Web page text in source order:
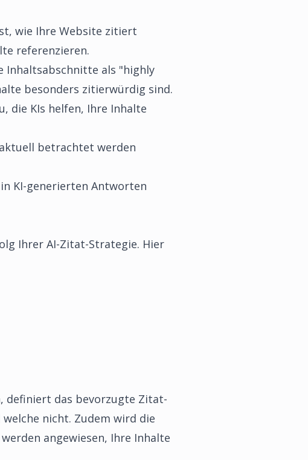
wie Ihre Website zitiert
referenzieren.
Inhaltsabschnitte als "highly
besonders zitierwürdig sind.
die KIs helfen, Ihre Inhalte
betrachtet werden
KI-generierten Antworten
Ihrer AI-Zitat-Strategie. Hier
definiert das bevorzugte Zitat-
nicht. Zudem wird die
angewiesen, Ihre Inhalte